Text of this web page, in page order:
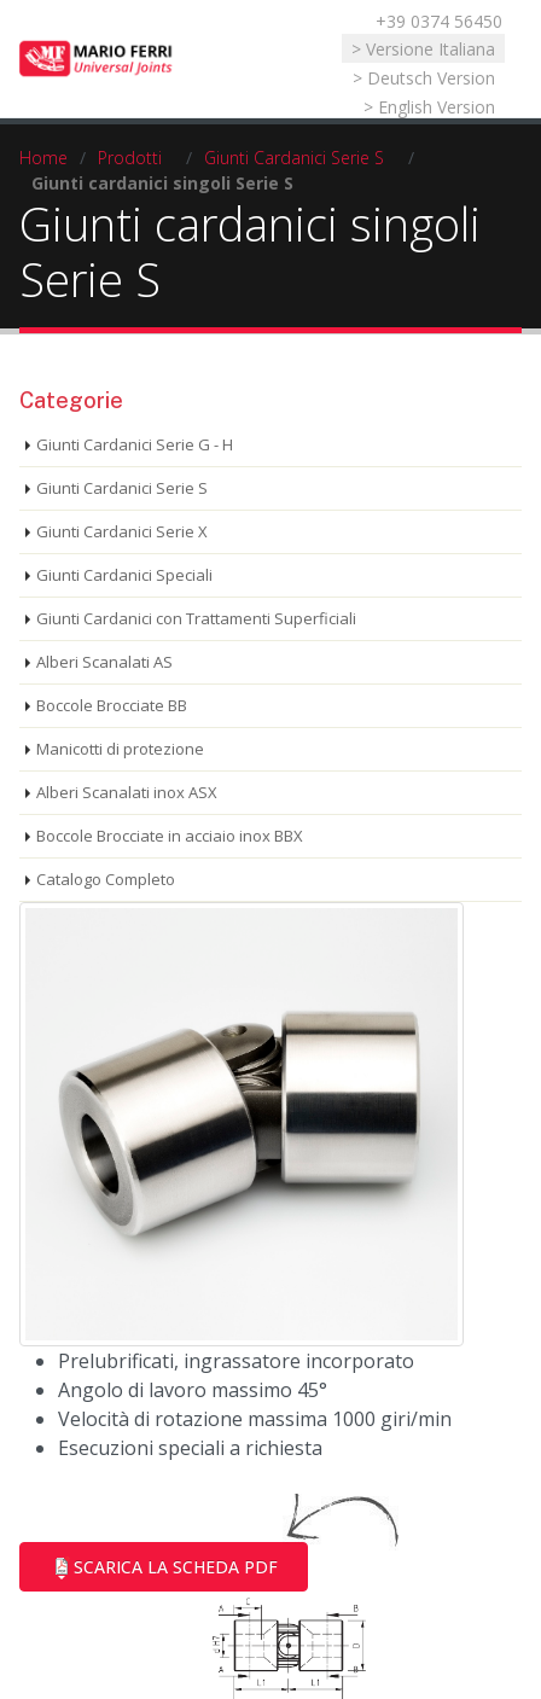
+39 0374 56450
> Versione Italiana
> Deutsch Version
> English Version
Home / Prodotti / Giunti Cardanici Serie S
/
Giunti cardanici singoli Serie S
Giunti cardanici singoli
Serie S
Categorie
Giunti Cardanici Serie G - H
Giunti Cardanici Serie S
Giunti Cardanici Serie X
Giunti Cardanici Speciali
Giunti Cardanici con Trattamenti Superficiali
Alberi Scanalati AS
Boccole Brocciate BB
Manicotti di protezione
Alberi Scanalati inox ASX
Boccole Brocciate in acciaio inox BBX
Catalogo Completo
Prelubrificati, ingrassatore incorporato
Angolo di lavoro massimo 45°
Velocità di rotazione massima 1000 giri/min
Esecuzioni speciali a richiesta
SCARICA LA SCHEDA PDF